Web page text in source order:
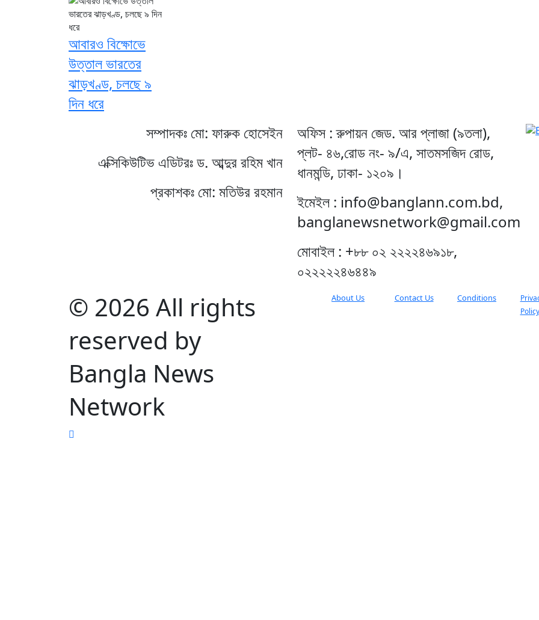
আবারও বিক্ষোভে
উত্তাল ভারতের
ঝাড়খণ্ড, চলছে ৯
দিন ধরে
সম্পাদকঃ মো: ফারুক হোসেইন
এক্সিকিউটিভ এডিটরঃ ড. আব্দুর রহিম খান
প্রকাশকঃ মো: মতিউর রহমান
অফিস : রুপায়ন জেড. আর প্লাজা (৯তলা),
প্লট- ৪৬,রোড নং- ৯/এ, সাতমসজিদ রোড,
ধানমন্ডি, ঢাকা- ১২০৯।
ইমেইল : info@banglann.com.bd,
banglanewsnetwork@gmail.com
মোবাইল : +৮৮ ০২ ২২২২৪৬৯১৮,
০২২২২২৪৬৪৪৯
© 2026 All rights
reserved by
Bangla News
Network
About Us Contact Us Conditions
Policy